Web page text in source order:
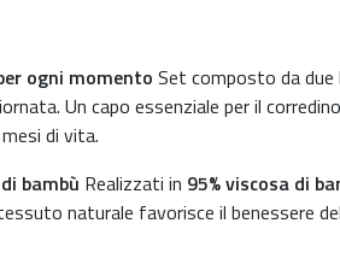
ogni momento Set composto da
Un capo essenziale per il
di vita.
bambù Realizzati in 95% viscosa di
naturale favorisce il benessere